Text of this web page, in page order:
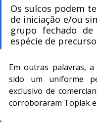
Os sulcos podem
de iniciação e/ou
grupo fechado
espécie de
Em outras palavras,
sido um uniforme
exclusivo de
corroboraram Toplak e